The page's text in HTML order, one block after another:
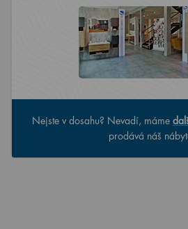
Nejste v dosahu? Nevadí, máme
prodává náš